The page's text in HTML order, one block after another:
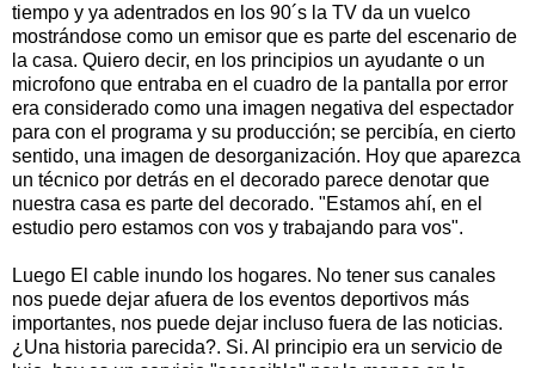
tiempo y ya adentrados en los 90´s la TV da un vuelco
mostrándose como un emisor que es parte del escenario de
la casa. Quiero decir, en los principios un ayudante o un
microfono que entraba en el cuadro de la pantalla por error
era considerado como una imagen negativa del espectador
para con el programa y su producción; se percibía, en cierto
sentido, una imagen de desorganización. Hoy que aparezca
un técnico por detrás en el decorado parece denotar que
nuestra casa es parte del decorado. "Estamos ahí, en el
estudio pero estamos con vos y trabajando para vos".
Luego El cable inundo los hogares. No tener sus canales
nos puede dejar afuera de los eventos deportivos más
importantes, nos puede dejar incluso fuera de las noticias.
¿Una historia parecida?. Si. Al principio era un servicio de